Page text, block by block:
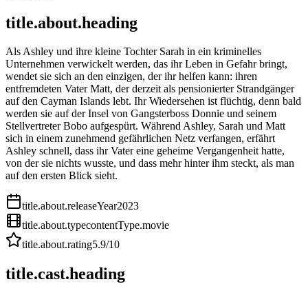
title.about.heading
Als Ashley und ihre kleine Tochter Sarah in ein kriminelles
Unternehmen verwickelt werden, das ihr Leben in Gefahr bringt,
wendet sie sich an den einzigen, der ihr helfen kann: ihren
entfremdeten Vater Matt, der derzeit als pensionierter Strandgänger
auf den Cayman Islands lebt. Ihr Wiedersehen ist flüchtig, denn bald
werden sie auf der Insel von Gangsterboss Donnie und seinem
Stellvertreter Bobo aufgespürt. Während Ashley, Sarah und Matt
sich in einem zunehmend gefährlichen Netz verfangen, erfährt
Ashley schnell, dass ihr Vater eine geheime Vergangenheit hatte,
von der sie nichts wusste, und dass mehr hinter ihm steckt, als man
auf den ersten Blick sieht.
title.about.releaseYear2023
title.about.typecontentType.movie
title.about.rating5.9/10
title.cast.heading